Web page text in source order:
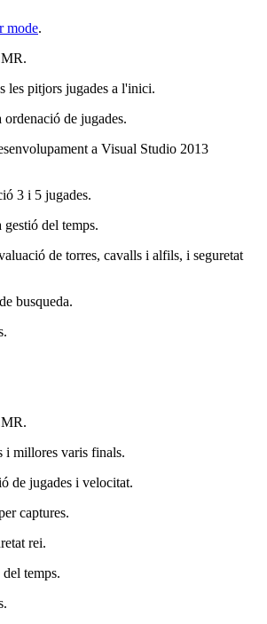
mode.
les pitjors jugades a l'inici.
de jugades.
a Visual Studio 2013
3 i 5 jugades.
del temps.
de torres, cavalls i alfils, i seguretat
busqueda.
i millores varis finals.
de jugades i velocitat.
captures.
rei.
temps.